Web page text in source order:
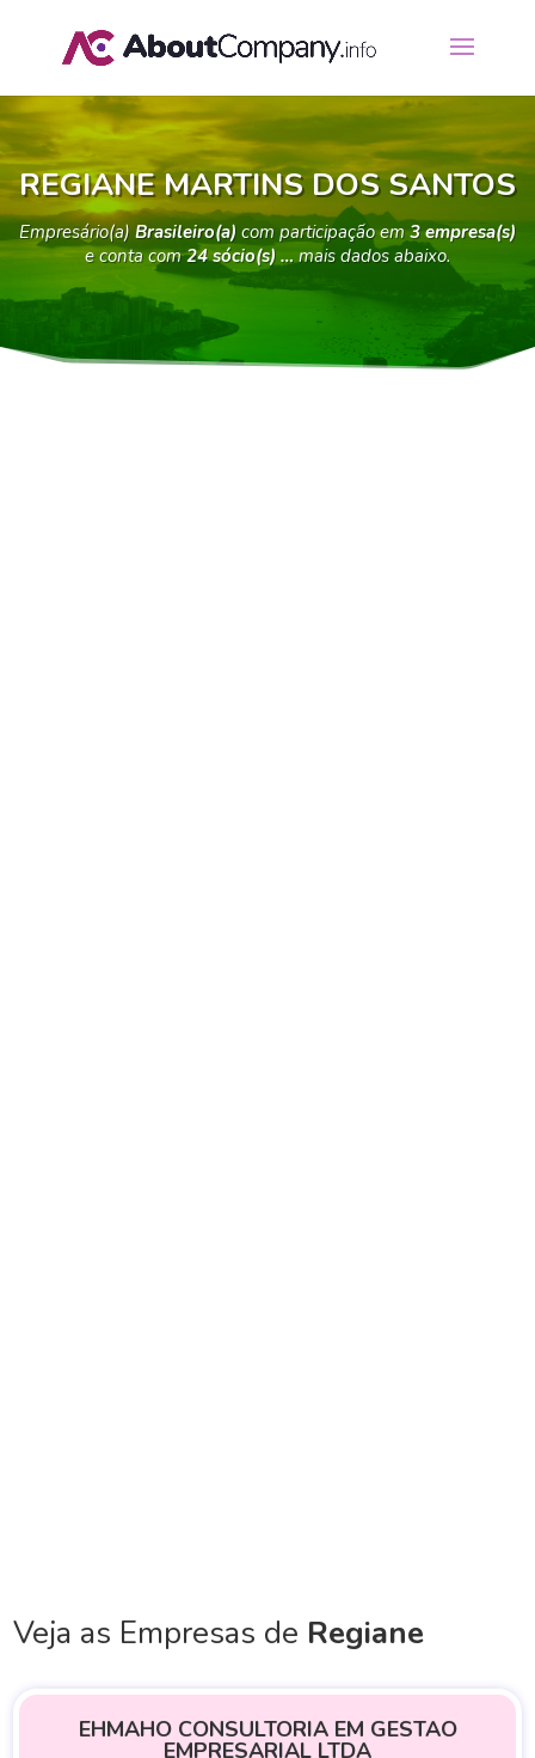
REGIANE MARTINS DOS SANTOS
Empresário(a)Brasileiro(a) com participação em3 empresa(s)
e conta com24 sócio(s) …mais dados abaixo.
Veja as Empresas de Regiane
EHMAHO CONSULTORIA EM GESTAO
EMPRESARIAL LTDA